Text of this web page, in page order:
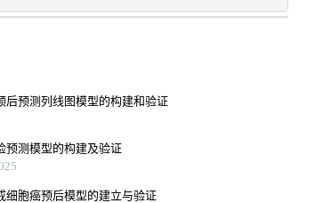
预测列线图模型的构建和验证
预测模型的构建及验证
细胞癌预后模型的建立与验证